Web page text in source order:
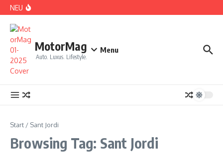
Zum Inhalt springen
NEU
MotorMag
Auto. Luxus. Lifestyle.
Menu
Start / Sant Jordi
Browsing Tag: Sant Jordi